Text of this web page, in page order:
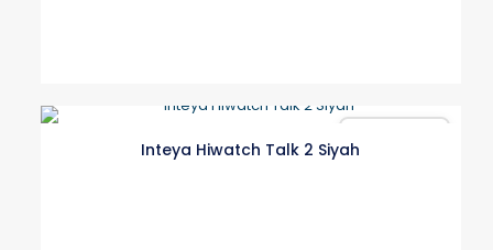
Inteya Hiwatch Talk 2 Siyah